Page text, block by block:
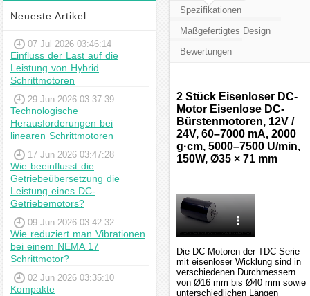
Neueste Artikel
07 Jul 2026 03:46:14
Einfluss der Last auf die
Leistung von Hybrid
Schrittmotoren
29 Jun 2026 03:37:39
Technologische
Herausforderungen bei
linearen Schrittmotoren
17 Jun 2026 03:47:28
Wie beeinflusst die
Getriebeübersetzung die
Leistung eines DC-
Getriebemotors?
09 Jun 2026 03:42:32
Wie reduziert man Vibrationen
bei einem NEMA 17
Schrittmotor?
02 Jun 2026 03:35:10
Kompakte
Spezifikationen
Maßgefertigtes Design
Bewertungen
2 Stück Eisenloser DC-
Motor Eisenlose DC-
Bürstenmotoren, 12V /
24V, 60–7000 mA, 2000
g·cm, 5000–7500 U/min,
150W, Ø35 × 71 mm
Die DC-Motoren der TDC-Serie
mit eisenloser Wicklung sind in
verschiedenen Durchmessern
von Ø16 mm bis Ø40 mm sowie
unterschiedlichen Längen